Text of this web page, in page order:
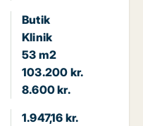
Butik
Klinik
53 m2
103.200 kr.
8.600 kr.
1.947,16 kr.